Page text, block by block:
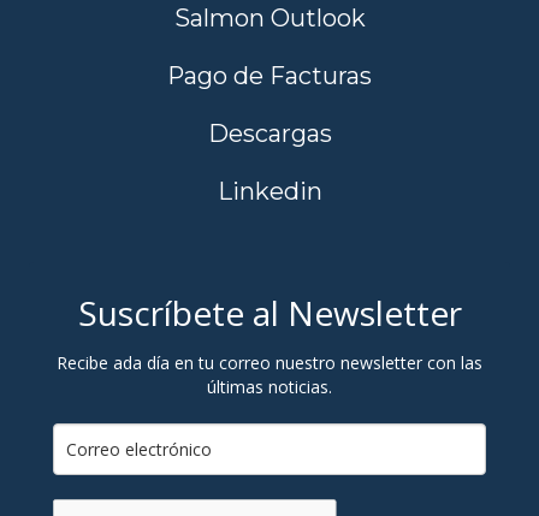
Salmon Outlook
Pago de Facturas
Descargas
Linkedin
Suscríbete al Newsletter
Recibe ada día en tu correo nuestro newsletter con las
últimas noticias.